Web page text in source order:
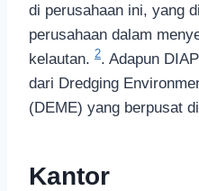
di perusahaan ini, yang
perusahaan dalam
kelautan. 2. Adapun
dari Dredging
(DEME) yang berpusat
Kantor